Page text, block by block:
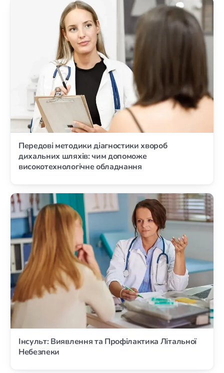
Передові методики діагностики хвороб
дихальних шляхів: чим допоможе
високотехнологічне обладнання
Інсульт: Виявлення та Профілактика Літальної
Небезпеки